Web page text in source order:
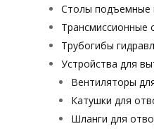
Столы подъемные
Трансмиссионные
Трубогибы
Устройства для
Вентиляторы
Катушки для
Шланги для